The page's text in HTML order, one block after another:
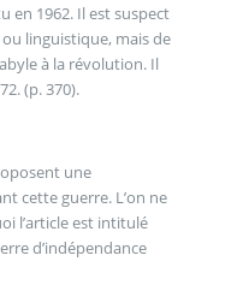
en 1962. Il est suspect
linguistique, mais de
à la révolution. Il
(p. 370).
une
cette guerre. L’on ne
l’article est intitulé
d’indépendance